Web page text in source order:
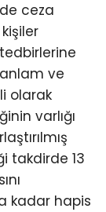
ceza
ve
olarak
varlığı
takdirde 13
kadar hapis